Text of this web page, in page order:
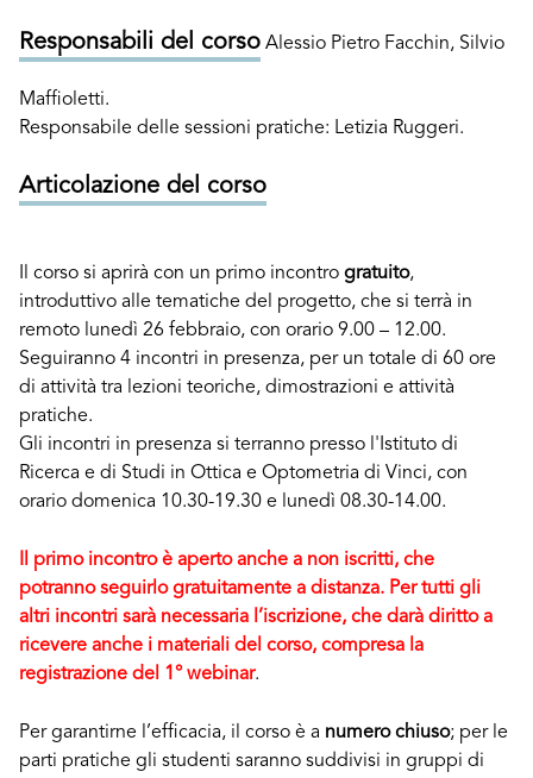
Responsabili del corso Alessio Pietro Facchin, Silvio
Maffioletti.
Responsabile delle sessioni pratiche: Letizia Ruggeri.
Articolazione del corso
Il corso si aprirà con un primo incontro gratuito,
introduttivo alle tematiche del progetto, che si terrà in
remoto lunedì 26 febbraio, con orario 9.00 – 12.00.
Seguiranno 4 incontri in presenza, per un totale di 60 ore
di attività tra lezioni teoriche, dimostrazioni e attività
pratiche.
Gli incontri in presenza si terranno presso l'Istituto di
Ricerca e di Studi in Ottica e Optometria di Vinci, con
orario domenica 10.30-19.30 e lunedì 08.30-14.00.
Il primo incontro è aperto anche a non iscritti, che
potranno seguirlo gratuitamente a distanza. Per tutti gli
altri incontri sarà necessaria l’iscrizione, che darà diritto a
ricevere anche i materiali del corso, compresa la
registrazione del 1° webinar.
Per garantirne l’efficacia, il corso è a numero chiuso; per le
parti pratiche gli studenti saranno suddivisi in gruppi di